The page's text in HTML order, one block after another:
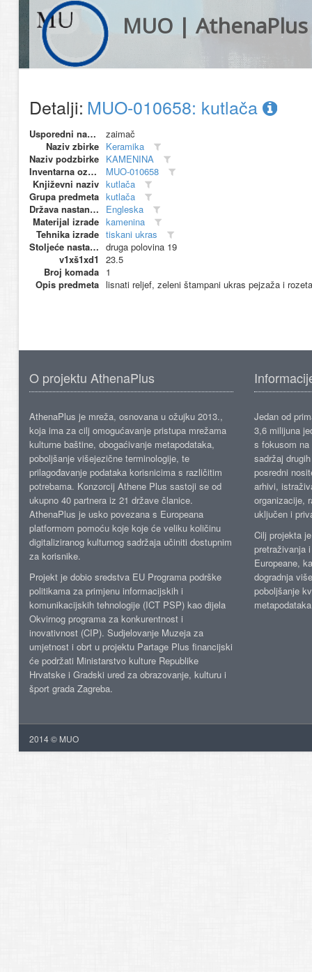
MUO | AthenaPlus
Detalji: MUO-010658: kutlača
Usporedni naziv
zaimač
Naziv zbirke Keramika
Naziv podzbirke KAMENINA
Inventarna oznaka
MUO-010658
Književni naziv kutlača
Grupa predmeta kutlača
Država nastanka
Engleska
Materijal izrade kamenina
Tehnika izrade tiskani ukras
Stoljeće nastanka druga polovina 19
v1xš1xd1
23.5
Broj komada 1
Opis predmeta lisnati reljef, zeleni štampani ukras pejzaža i rozeta
O projektu AthenaPlus
AthenaPlus je mreža, osnovana u ožujku 2013.,
koja ima za cilj omogućavanje pristupa mrežama
kulturne baštine, obogaćivanje metapodataka,
poboljšanje višejezične terminologije, te
prilagođavanje podataka korisnicima s različitim
potrebama. Konzorcij Athene Plus sastoji se od
ukupno 40 partnera iz 21 države članice.
AthenaPlus je usko povezana s Europeana
platformom pomoću koje koje će veliku količinu
digitaliziranog kulturnog sadržaja učiniti dostupnim
za korisnike.
Projekt je dobio sredstva EU Programa podrške
politikama za primjenu informacijskih i
komunikacijskih tehnologije (ICT PSP) kao dijela
Okvirnog programa za konkurentnost i
inovativnost (CIP). Sudjelovanje Muzeja za
umjetnost i obrt u projektu Partage Plus financijski
će podržati Ministarstvo kulture Republike
Hrvatske i Gradski ured za obrazovanje, kulturu i
šport grada Zagreba.
Jedan od
3,6 milijuna
s fokusom
sadržaj
posredni
arhivi,
organizacije,
uključen i
Cilj projekta
pretraživanja
Europeane,
dogradnja
poboljšanje
2014 © MUO